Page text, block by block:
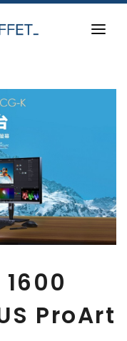
1600
ProArt